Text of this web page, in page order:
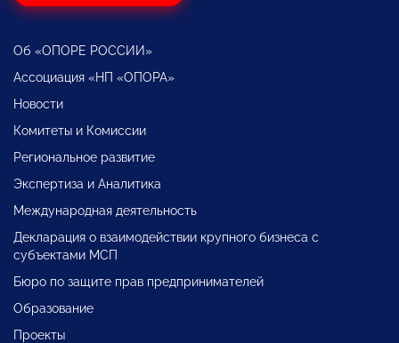
Об «ОПОРЕ РОССИИ»
Ассоциация «НП «ОПОРА»
Новости
Комитеты и Комиссии
Региональное развитие
Экспертиза и Аналитика
Международная деятельность
Декларация о взаимодействии крупного бизнеса с
субъектами МСП
Бюро по защите прав предпринимателей
Образование
Проекты